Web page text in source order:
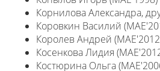
Корнилова Александра,
Коровкин Василий
Королев Андрей
Косенкова Лидия
Костюрина Ольга